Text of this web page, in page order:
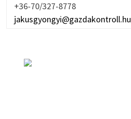
+36-70/327-8778
jakusgyongyi@gazdakontroll.hu